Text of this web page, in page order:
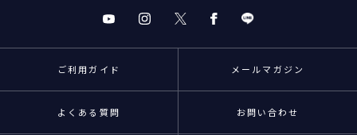
ご利用ガイド メールマガジン
よくある質問 お問い合わせ